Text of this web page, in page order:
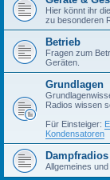
Hier könnt ihr
zu besonderen
Betrieb
Fragen zum
Geräten.
Grundlagen
Radios wissen
Für Einsteiger:
Kondensatoren
Allgemeines